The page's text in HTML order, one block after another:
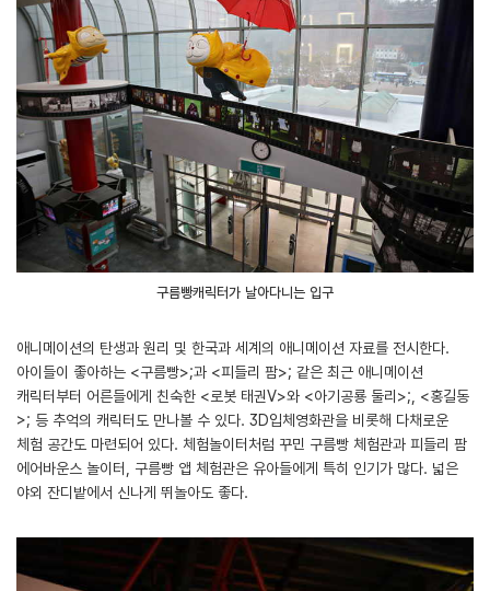
구름빵캐릭터가 날아다니는 입구
애니메이션의 탄생과 원리 및 한국과 세계의 애니메이션 자료를 전시한다.
아이들이 좋아하는 <구름빵>;과 <피들리 팜>; 같은 최근 애니메이션
캐릭터부터 어른들에게 친숙한 <로봇 태권V>와 <아기공룡 둘리>;, <홍길동
>; 등 추억의 캐릭터도 만나볼 수 있다. 3D입체영화관을 비롯해 다채로운
체험 공간도 마련되어 있다. 체험놀이터처럼 꾸민 구름빵 체험관과 피들리 팜
에어바운스 놀이터, 구름빵 앱 체험관은 유아들에게 특히 인기가 많다. 넓은
야외 잔디밭에서 신나게 뛰놀아도 좋다.